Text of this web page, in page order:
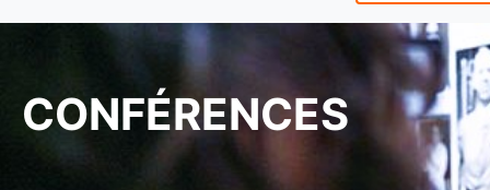
CONFÉRENCES